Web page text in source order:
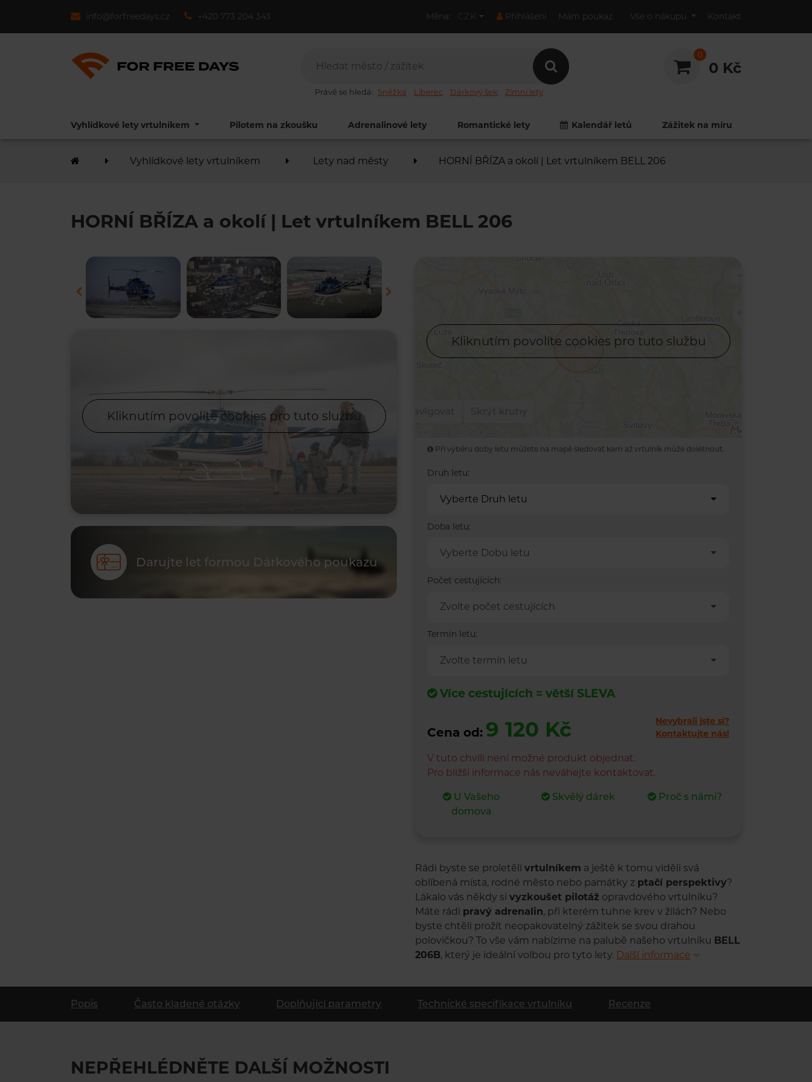
info@forfreedays.cz +420 773 204 343 Měna: CZK Přihlášení Mám poukaz Vše o nákupu Kontakt
Právě se hledá: Sněžka Liberec Dárkový šek Zimní lety
0
0 Kč
Vyhlídkové lety vrtulníkem Pilotem na zkoušku Adrenalinové lety Romantické lety Kalendář letů Zážitek na míru
Vyhlídkové lety vrtulníkem Lety nad městy HORNÍ BŘÍZA a okolí | Let vrtulníkem BELL 206
HORNÍ BŘÍZA a okolí | Let vrtulníkem BELL 206
Kliknutím povolíte cookies pro tuto službu
Darujte let formou Dárkového poukazu
Kliknutím povolíte cookies pro tuto službu
Při výběru doby letu můžete na mapě sledovat kam až vrtulník může dolétnout.
Druh letu:
Vyberte Druh letu
Doba letu:
Vyberte Dobu letu
Počet cestujících:
Zvolte počet cestujících
Termín letu:
Zvolte termín letu
Více cestujících = větší SLEVA
Cena od: 9 120 Kč
Nevybrali jste si?
Kontaktujte nás!
V tuto chvíli není možné produkt objednat.
Pro bližší informace nás neváhejte kontaktovat.
U Vašeho
domova
Skvělý dárek Proč s námi?
Rádi byste se proletěli vrtulníkem a ještě k tomu viděli svá
oblíbená místa, rodné město nebo památky z ptačí perspektivy?
Lákalo vás někdy si vyzkoušet pilotáž opravdového vrtulníku?
Máte rádi pravý adrenalin, při kterém tuhne krev v žilách? Nebo
byste chtěli prožít neopakovatelný zážitek se svou drahou
polovičkou? To vše vám nabízíme na palubě našeho vrtulníku BELL
206B, který je ideální volbou pro tyto lety. Další informace
Popis Často kladené otázky Doplňující parametry Technické specifikace vrtulníku Recenze
NEPŘEHLÉDNĚTE DALŠÍ MOŽNOSTI